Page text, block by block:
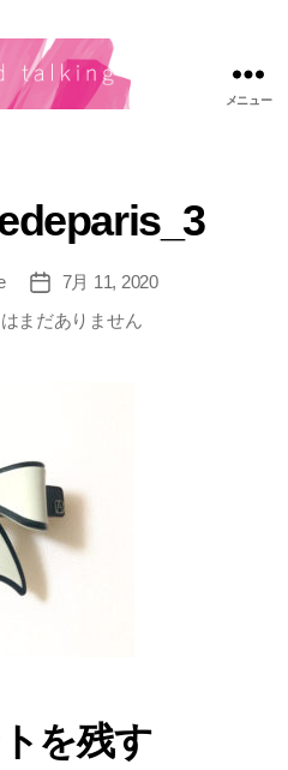
キ
ッ
ト
キ
メニュー
投
稿
日
7月 11, 2020
まだありません
を残す